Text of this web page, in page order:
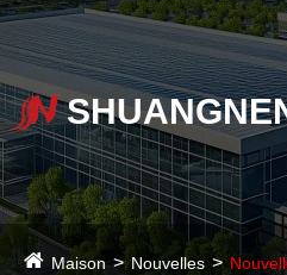
Maison Nouvelles